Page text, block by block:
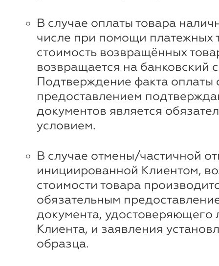
В случае оплаты товара
числе при помощи платежных
стоимость возвращённых
возвращается на банковский
Подтверждение факта оплаты
предоставлением
документов является
условием.
В случае отмены/частичной
инициированной Клиентом,
стоимости товара
обязательным
документа, удостоверяющего
Клиента, и заявления
образца.